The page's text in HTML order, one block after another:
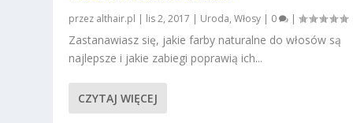
przez althair.pl | lis 2, 2017 | Uroda,Włosy | 0 |
Zastanawiasz się, jakie farby naturalne do włosów są
najlepsze i jakie zabiegi poprawią ich...
CZYTAJ WIĘCEJ